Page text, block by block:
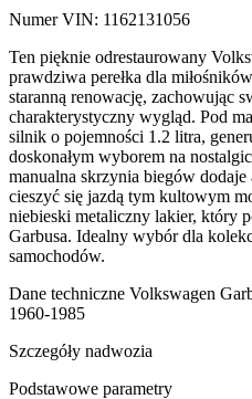
Numer VIN: 1162131056
Ten pięknie odrestaurowany
prawdziwa perełka dla
staranną renowację, zachowując
charakterystyczny wygląd. Pod
silnik o pojemności 1.2 litra,
doskonałym wyborem na
manualna skrzynia biegów
cieszyć się jazdą tym kultowym
niebieski metaliczny lakier, który
Garbusa. Idealny wybór dla
samochodów.
Dane techniczne Volkswagen
1960-1985
Szczegóły nadwozia
Podstawowe parametry